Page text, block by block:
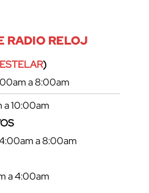
RADIO RELOJ
)
a 8:00am
a 10:00am
a 8:00am
a 4:00am